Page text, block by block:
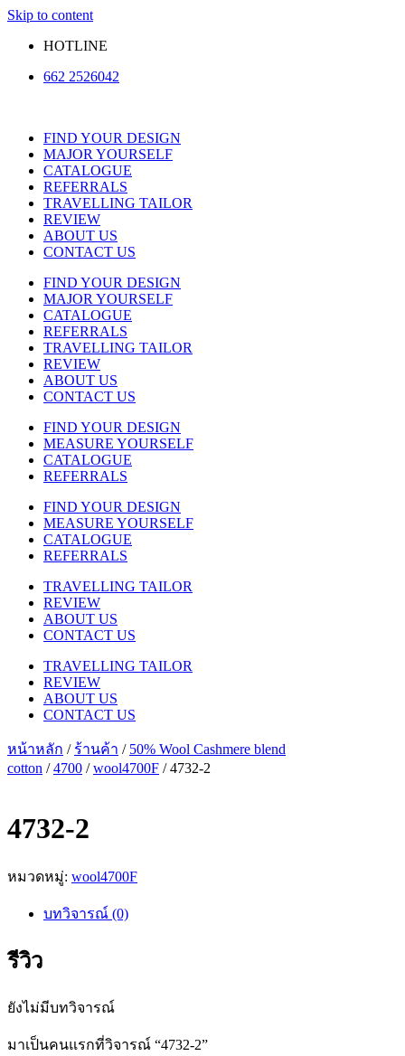
Skip to content
HOTLINE
662 2526042
FIND YOUR DESIGN
MAJOR YOURSELF
CATALOGUE
REFERRALS
TRAVELLING TAILOR
REVIEW
ABOUT US
CONTACT US
FIND YOUR DESIGN
MAJOR YOURSELF
CATALOGUE
REFERRALS
TRAVELLING TAILOR
REVIEW
ABOUT US
CONTACT US
FIND YOUR DESIGN
MEASURE YOURSELF
CATALOGUE
REFERRALS
FIND YOUR DESIGN
MEASURE YOURSELF
CATALOGUE
REFERRALS
TRAVELLING TAILOR
REVIEW
ABOUT US
CONTACT US
TRAVELLING TAILOR
REVIEW
ABOUT US
CONTACT US
หน้าหลัก / ร้านค้า / 50% Wool Cashmere blend
cotton /4700 /wool4700F / 4732-2
4732-2
หมวดหมู่: wool4700F
บทวิจารณ์ (0)
รีวิว
ยังไม่มีบทวิจารณ์
มาเป็นคนแรกที่วิจารณ์ “4732-2”